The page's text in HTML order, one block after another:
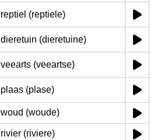
reptiel (reptiele)
dieretuin (dieretuine)
veearts (veeartse)
plaas (plase)
woud (woude)
rivier (riviere)